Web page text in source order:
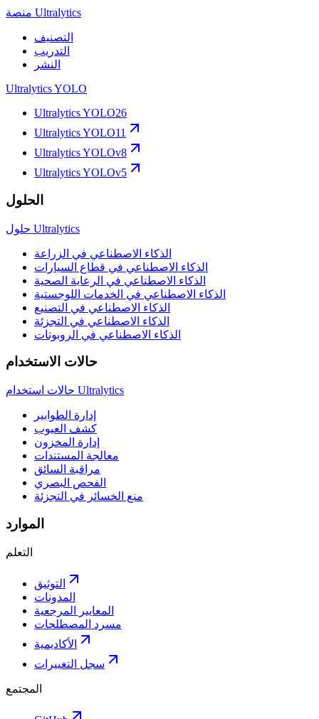
منصة Ultralytics
التصنيف
التدريب
النشر
Ultralytics YOLO
Ultralytics YOLO26
Ultralytics YOLO11
Ultralytics YOLOv8
Ultralytics YOLOv5
الحلول
حلول Ultralytics
الذكاء الاصطناعي في الزراعة
الذكاء الاصطناعي في قطاع السيارات
الذكاء الاصطناعي في الرعاية الصحية
الذكاء الاصطناعي في الخدمات اللوجستية
الذكاء الاصطناعي في التصنيع
الذكاء الاصطناعي في التجزئة
الذكاء الاصطناعي في الروبوتات
حالات الاستخدام
حالات استخدام Ultralytics
إدارة الطوابير
كشف العيوب
إدارة المخزون
معالجة المستندات
مراقبة السائق
الفحص البصري
منع الخسائر في التجزئة
الموارد
التعلم
التوثيق
المدونات
المعايير المرجعية
مسرد المصطلحات
الأكاديمية
سجل التغييرات
المجتمع